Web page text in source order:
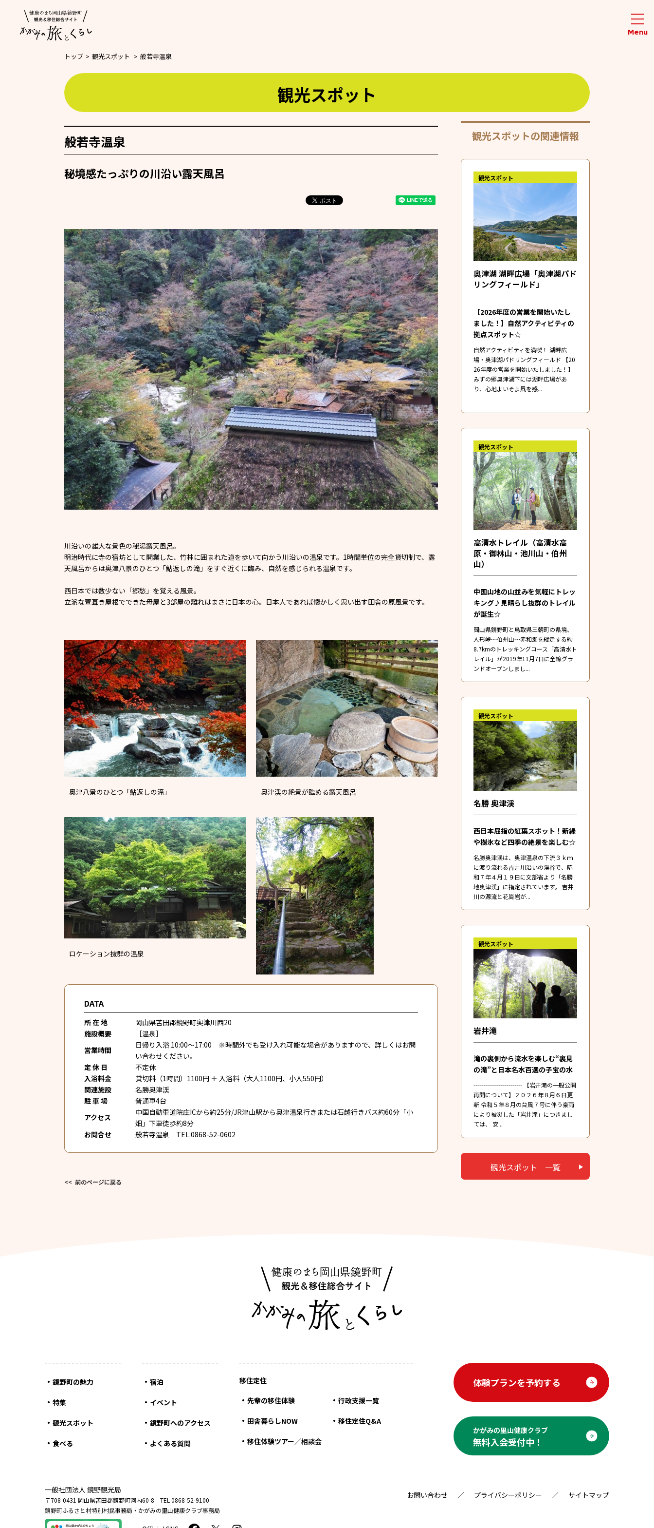
トップ > 観光スポット > 般若寺温泉
観光スポット
般若寺温泉
秘境感たっぷりの川沿い露天風呂
川沿いの雄大な景色の秘湯露天風呂。
明治時代に寺の宿坊として開業した、竹林に囲まれた道を歩いて向かう川沿いの温泉です。1時間単位の完全貸切制で、露
天風呂からは奥津八景のひとつ「鮎返しの滝」をすぐ近くに臨み、自然を感じられる温泉です。
西日本では数少ない「郷愁」を覚える風景。
立派な萱葺き屋根でできた母屋と3部屋の離れはまさに日本の心。日本人であれば懐かしく思い出す田舎の原風景です。
奥津八景のひとつ「鮎返しの滝」 奥津渓の絶景が臨める露天風呂
ロケーション抜群の温泉
DATA
所 在 地
岡山県苫田郡鏡野町奥津川西20
施設概要
［温泉］
営業時間
日帰り入浴 10:00～17:00 ※時間外でも受け入れ可能な場合がありますので、詳しくはお問
い合わせください。
定 休 日
不定休
入浴料金
貸切料（1時間）1100円 ＋ 入浴料（大人1100円、小人550円）
関連施設
名勝奥津渓
駐 車 場
普通車4台
アクセス
中国自動車道院庄ICから約25分/JR津山駅から奥津温泉行きまたは石越行きバス約60分「小
畑」下車徒歩約8分
お問合せ
般若寺温泉 TEL:0868-52-0602
<< 前のページに戻る
観光スポットの関連情報
観光スポット
奥津湖 湖畔広場「奥津湖パド
リングフィールド」
【2026年度の営業を開始いたし
ました！】自然アクティビティの
拠点スポット☆
自然アクティビティを満喫！ 湖畔広
場・奥津湖パドリングフィールド 【20
26年度の営業を開始いたしました！】
みずの郷奥津湖下には湖畔広場があ
り、心地よいそよ風を感...
観光スポット
高清水トレイル（高清水高
原・御林山・池川山・伯州
山）
中国山地の山並みを気軽にトレッ
キング♪見晴らし抜群のトレイル
が誕生☆
岡山県鏡野町と鳥取県三朝町の県境、
人形峠～伯州山～赤和瀬を縦走する約
8.7kmのトレッキングコース「高清水ト
レイル」が2019年11月7日に全線グラ
ンドオープンしまし...
観光スポット
名勝 奥津渓
西日本屈指の紅葉スポット！新緑
や樹氷など四季の絶景を楽しむ☆
名勝奥津渓は、奥津温泉の下流３ｋｍ
に渡り流れる吉井川沿いの渓谷で、昭
和７年４月１９日に文部省より「名勝
地奥津渓」に指定されています。 吉井
川の源流と花崗岩が...
観光スポット
岩井滝
滝の裏側から流水を楽しむ“裏見
の滝”と日本名水百選の子宝の水
------------------------- 【岩井滝の一般公開
再開について】２０２６年８月６日更
新 令和５年８月の台風７号に伴う豪雨
により被災した「岩井滝」につきまし
ては、 安...
観光スポット 一覧
体験プランを予約する
かがみの里山健康クラブ
無料入会受付中！
鏡野町の魅力
特集
観光スポット
食べる
宿泊
イベント
鏡野町へのアクセス
よくある質問
移住定住
先輩の移住体験
田舎暮らしNOW
移住体験ツアー／相談会
行政支援一覧
移住定住Q&A
お問い合わせ プライバシーポリシー サイトマップ
一般社団法人 鏡野観光局
〒708-0431 岡山県苫田郡鏡野町河内60-8 TEL 0868-52-9100
鏡野町ふるさと村特別村民事務局・かがみの里山健康クラブ事務局